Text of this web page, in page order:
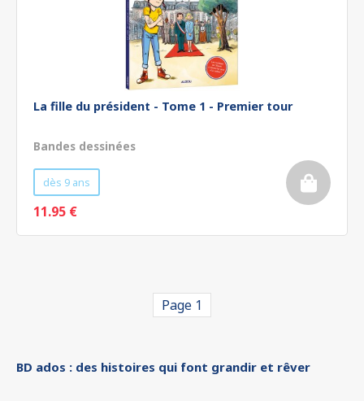
La fille du président - Tome 1 - Premier tour
Bandes dessinées
dès 9 ans
11.95 €
Page 1
BD ados : des histoires qui font grandir et rêver